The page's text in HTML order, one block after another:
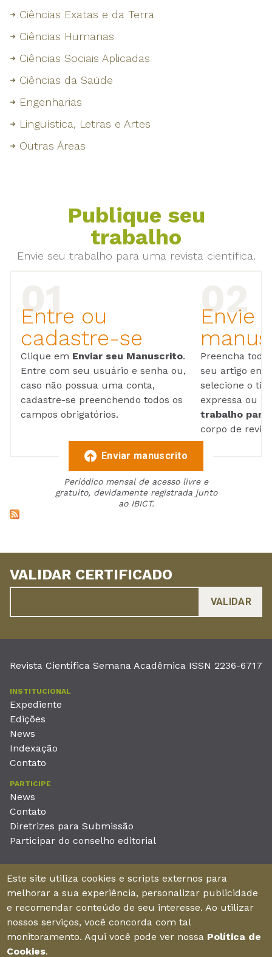
Ciências Exatas e da Terra
Ciências Humanas
Ciências Sociais Aplicadas
Ciências da Saúde
Engenharias
Linguística, Letras e Artes
Outras Áreas
Publique seu
trabalho
Envie seu trabalho para uma revista científica.
Entre ou
cadastre-se
Clique em Enviar seu Manuscrito.
Entre com seu usuário e senha ou,
caso não possua uma conta,
cadastre-se preenchendo todos os
campos obrigatórios.
Envie
Preencha
seu artigo em
selecione o
expressa ou
trabalho para
corpo de
Enviar manuscrito
Periódico mensal de acesso livre e
gratuito, devidamente registrada junto
ao IBICT.
VALIDAR CERTIFICADO
Revista Científica Semana Acadêmica ISSN 2236-6717
INSTITUCIONAL
Expediente
Edições
News
Indexação
Contato
PARTICIPE
News
Contato
Diretrizes para Submissão
Participar do conselho editorial
Unieducar Inteligência Educacional Ltda
CNPJ: 05.569.970/0001-26
Av. Desembargador Moreira, No. 2001 – 11º andar - Bairro
Aldeota
Fortaleza – Ceará - Brasil - CEP 60170-001
Este site utiliza cookies e scripts externos para
melhorar a sua experiência, personalizar publicidade
e recomendar conteúdo de seu interesse. Ao utilizar
nossos serviços, você concorda com tal
monitoramento. Aqui você pode ver nossa Política de
Cookies.